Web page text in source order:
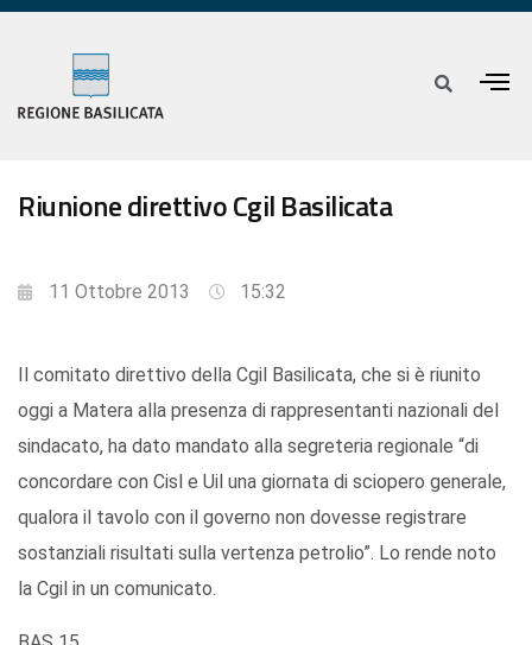
Riunione direttivo Cgil Basilicata
11 Ottobre 2013 15:32
Il comitato direttivo della Cgil Basilicata, che si è riunito
oggi a Matera alla presenza di rappresentanti nazionali del
sindacato, ha dato mandato alla segreteria regionale “di
concordare con Cisl e Uil una giornata di sciopero generale,
qualora il tavolo con il governo non dovesse registrare
sostanziali risultati sulla vertenza petrolio”. Lo rende noto
la Cgil in un comunicato.